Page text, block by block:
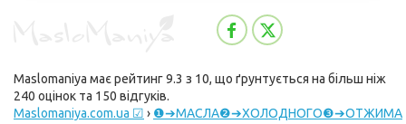
Maslomaniya має рейтинг9.3 з 10, що ґрунтується на більш ніж
240 оцінок та 150 відгуків.
Maslomaniya.com.ua ☑ › ❶➔МАСЛА❷➔ХОЛОДНОГО❸➔ОТЖИМА